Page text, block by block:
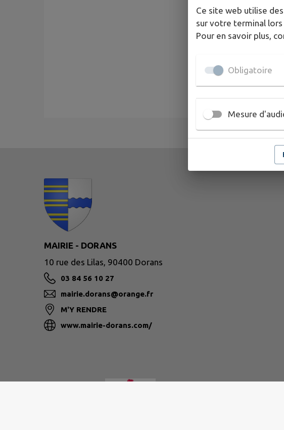
MAIRIE - DORANS
10 rue des Lilas, 90400 Dorans
03 84 56 10 27
mairie.dorans@orange.fr
M'Y RENDRE
www.mairie-dorans.com/
Ce site web utilise
sur votre terminal lors
Pour en savoir plus,
Obligatoire
Mesure